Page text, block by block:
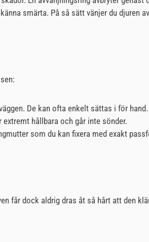
smärta. På så sätt vänjer du djuren
De kan ofta enkelt sättas i för hand.
hållbara och går inte sönder.
som du kan fixera med exakt
får dock aldrig dras åt så hårt att den